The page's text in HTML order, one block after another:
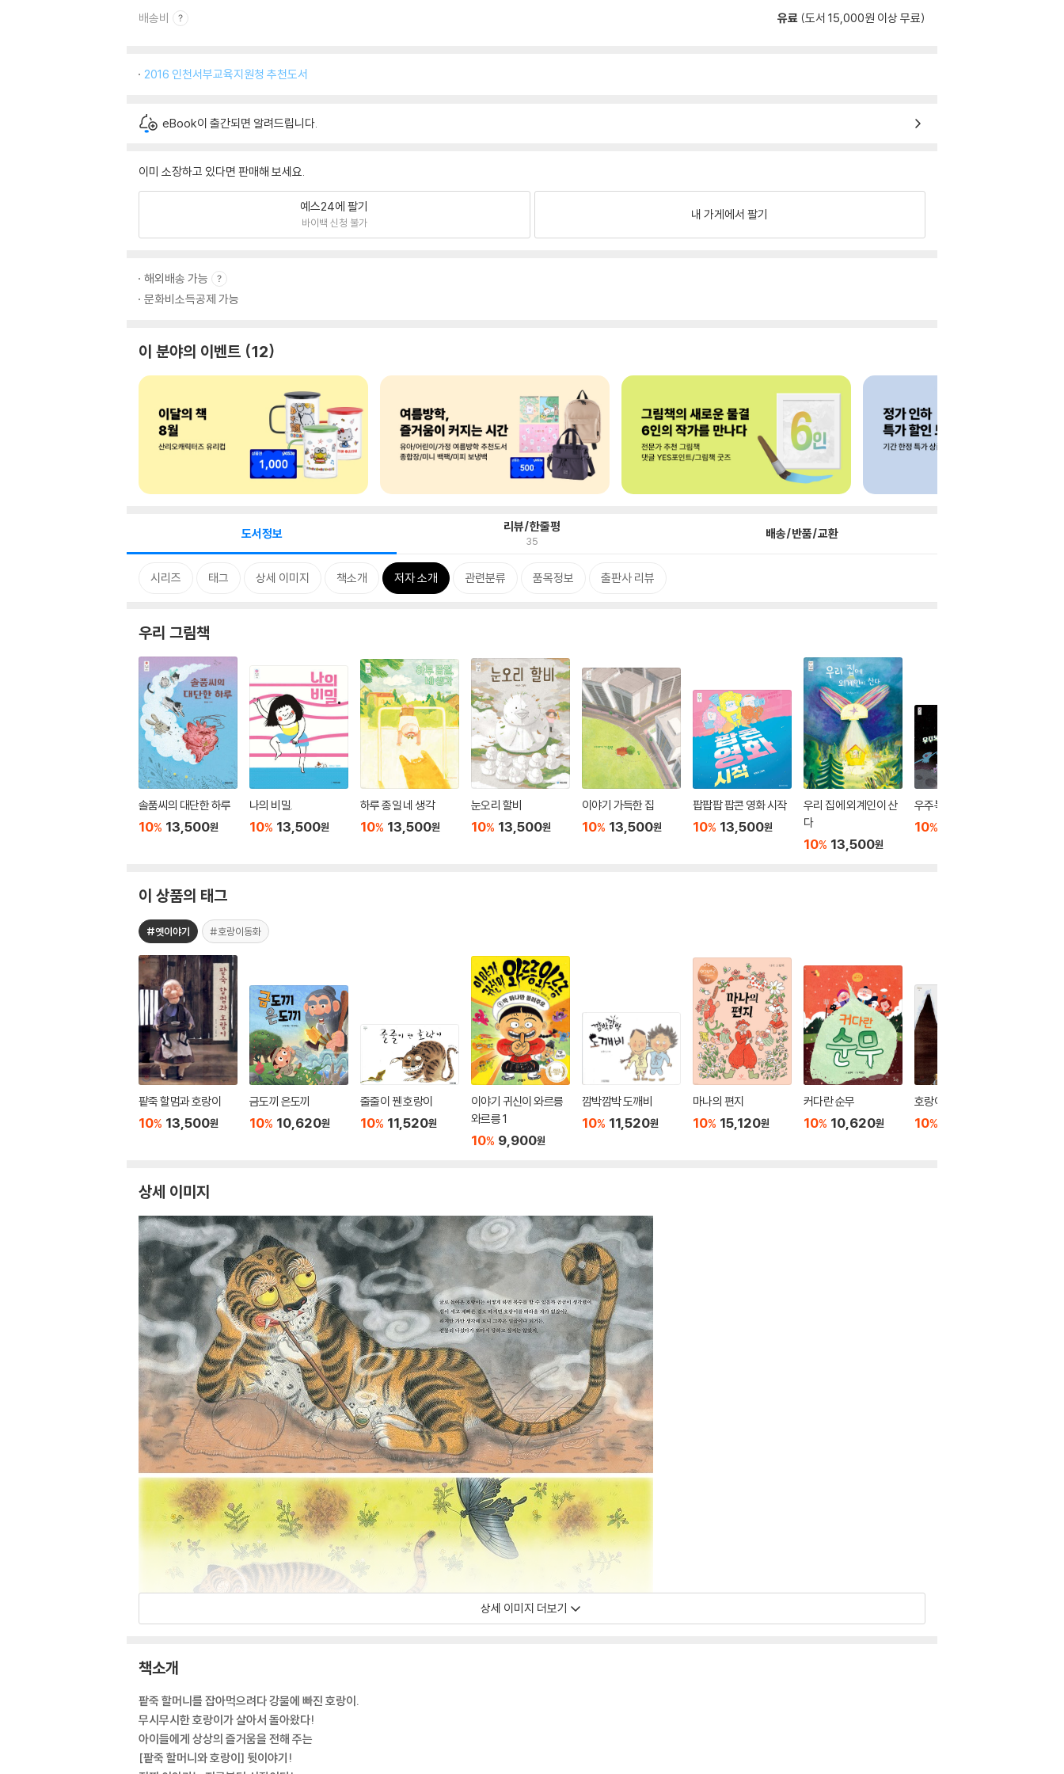
배송비 유료 (도서 15,000원 이상 무료)
2016 인천서부교육지원청 추천도서
eBook이 출간되면 알려드립니다.
이미 소장하고 있다면 판매해 보세요.
예스24에 팔기
바이백 신청 불가
내 가게에서 팔기
해외배송 가능
문화비소득공제 가능
이 분야의 이벤트 12
도서정보 리뷰/한줄평
35 배송/반품/교환
시리즈 태그 상세 이미지 책소개 저자 소개 관련분류 품목정보 출판사 리뷰
우리 그림책
솔품씨의 대단한 하루
10% 13,500원
나의 비밀.
10% 13,500원
하루 종일 네 생각
10% 13,500원
눈오리 할비
10% 13,500원
이야기 가득한 집
10% 13,500원
팝팝팝 팝콘 영화 시작
10% 13,500원
우리 집에 외계인이 산
다
10% 13,500원
우주복 디자이너 삐로
10%
이 상품의 태그
#옛이야기 #호랑이동화
팥죽 할멈과 호랑이
10% 13,500원
금도끼 은도끼
10% 10,620원
줄줄이 꿴 호랑이
10% 11,520원
이야기 귀신이 와르릉
와르릉 1
10% 9,900원
깜박깜박 도깨비
10% 11,520원
마나의 편지
10% 15,120원
커다란 순무
10% 10,620원
호랑이 뱃속 잔치
10%
상세 이미지
상세 이미지 더보기
책소개
팥죽 할머니를 잡아먹으려다 강물에 빠진 호랑이.
무시무시한 호랑이가 살아서 돌아왔다!
아이들에게 상상의 즐거움을 전해 주는
[팥죽 할머니와 호랑이] 뒷이야기!